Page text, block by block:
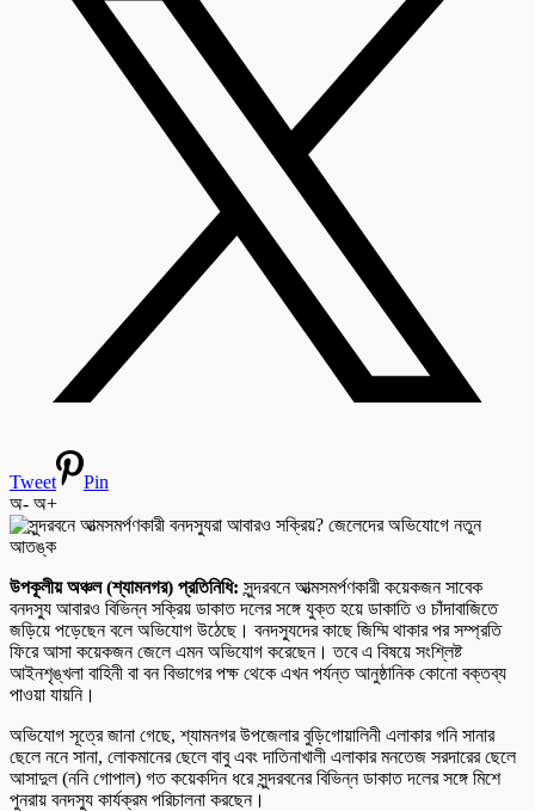
Tweet
Pin
অ- অ+
উপকূলীয় অঞ্চল (শ্যামনগর) প্রতিনিধি: সুন্দরবনে আত্মসমর্পণকারী কয়েকজন সাবেক
বনদস্যু আবারও বিভিন্ন সক্রিয় ডাকাত দলের সঙ্গে যুক্ত হয়ে ডাকাতি ও চাঁদাবাজিতে
জড়িয়ে পড়েছেন বলে অভিযোগ উঠেছে। বনদস্যুদের কাছে জিম্মি থাকার পর সম্প্রতি
ফিরে আসা কয়েকজন জেলে এমন অভিযোগ করেছেন। তবে এ বিষয়ে সংশ্লিষ্ট
আইনশৃঙ্খলা বাহিনী বা বন বিভাগের পক্ষ থেকে এখন পর্যন্ত আনুষ্ঠানিক কোনো বক্তব্য
পাওয়া যায়নি।
অভিযোগ সূত্রে জানা গেছে, শ্যামনগর উপজেলার বুড়িগোয়ালিনী এলাকার গনি সানার
ছেলে ননে সানা, লোকমানের ছেলে বাবু এবং দাতিনাখালী এলাকার মনতেজ সরদারের ছেলে
আসাদুল (ননি গোপাল) গত কয়েকদিন ধরে সুন্দরবনের বিভিন্ন ডাকাত দলের সঙ্গে মিশে
পুনরায় বনদস্যু কার্যক্রম পরিচালনা করছেন।